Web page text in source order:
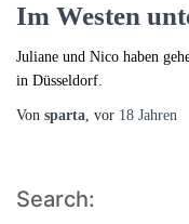
Im Westen
Juliane und Nico haben
in Düsseldorf.
Von sparta, vor 18 Jahren
Search: